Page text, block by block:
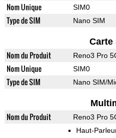
Nom Unique SIM0
Type de SIM Nano SIM
Carte
Nom du Produit Reno3 Pro
Nom Unique SIM0
Type de SIM Nano SIM/
Nom du Produit Reno3 Pro
Haut-